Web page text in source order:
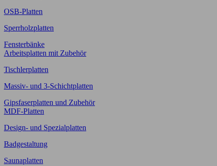
OSB-Platten
Sperrholzplatten
Fensterbänke
Arbeitsplatten mit Zubehör
Tischlerplatten
Massiv- und 3-Schichtplatten
Gipsfaserplatten und Zubehör
MDF-Platten
Design- und Spezialplatten
Badgestaltung
Saunaplatten